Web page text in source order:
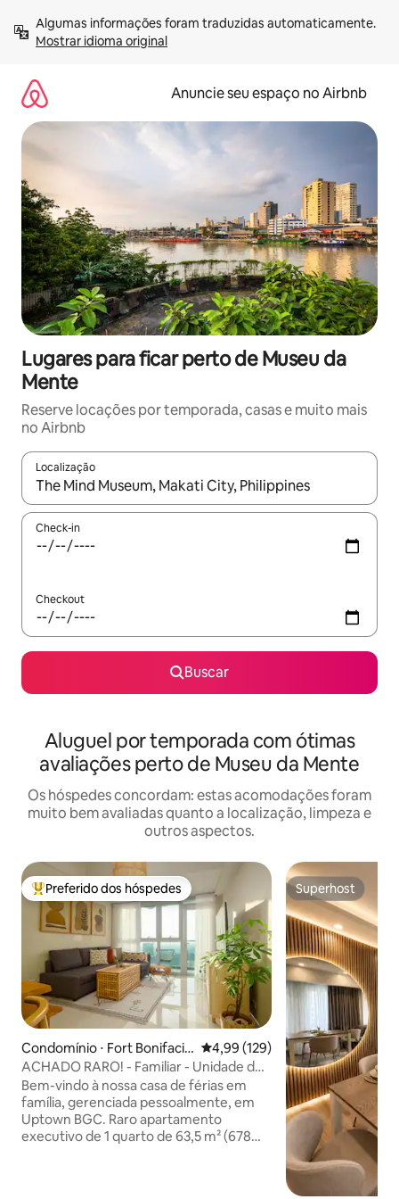
para
Mostrar idioma original
Anuncie seu espaço no Airbnb
Lugares para ficar perto de Museu da
Mente
Reserve locações por temporada, casas e muito mais
no Airbnb
Localização
Quando os resultados estiverem disponíveis, explore-os
Check-in
Checkout
Buscar
Aluguel por temporada com ótimas
avaliações perto de Museu da Mente
Os hóspedes concordam: estas acomodações foram
muito bem avaliadas quanto a localização, limpeza e
outros aspectos.
Entre os melhores preferidos dos hóspedes
Preferido dos hóspedes
Condomínio ⋅ Fort Bonifacio,
Taguig
4,99 de uma avaliação média de
4,99 (129)
ACHADO RARO! - Familiar - Unidade de
canto - BGC
Bem-vindo à nossa casa de férias em
família, gerenciada pessoalmente, em
Uptown BGC. Raro apartamento
executivo de 1 quarto de 63,5 m² (678
Superhost
Superhost